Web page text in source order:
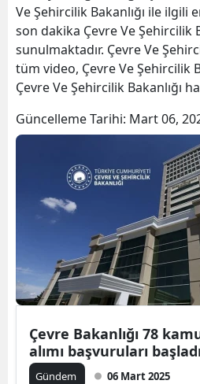
Ve Şehircilik Bakanlığı ile ilgili
son dakika Çevre Ve Şehircilik
sunulmaktadır. Çevre Ve
tüm video, Çevre Ve Şehircilik
Çevre Ve Şehircilik Bakanlığı
Güncelleme Tarihi: Mart 06,
Çevre Bakanlığı 78
alımı başvuruları başladı
Gündem 06 Mart 2025